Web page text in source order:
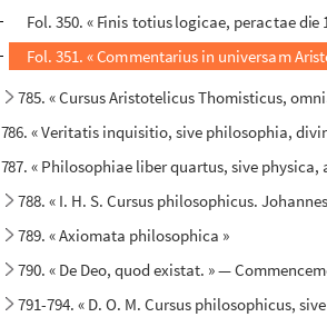
Fol. 350. « Finis totius logicae, peractae die
Fol. 351. « Commentarius in universam
785. « Cursus Aristotelicus Thomisticus,
786. « Veritatis inquisitio, sive philosophia,
787. « Philosophiae liber quartus, sive
788. « I. H. S. Cursus philosophicus.
789. « Axiomata philosophica »
790. « De Deo, quod existat. » —
791-794. « D. O. M. Cursus philosophicus,